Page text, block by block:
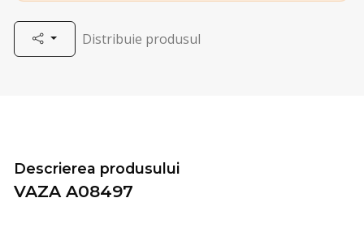
Distribuie produsul
Descrierea produsului
VAZA A08497